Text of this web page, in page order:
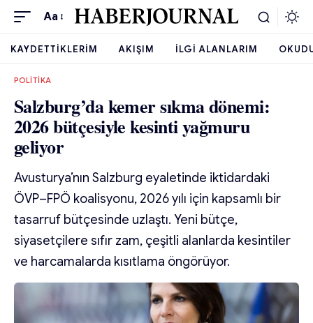
Aa
KAYDETTIKLERIM AKIŞIM İLGI ALANLARIM
POLITIKA
Salzburg’da kemer sıkma dönemi:
2026 bütçesiyle kesinti yağmuru
geliyor
Avusturya’nın Salzburg eyaletinde iktidardaki
ÖVP–FPÖ koalisyonu, 2026 yılı için kapsamlı bir
tasarruf bütçesinde uzlaştı. Yeni bütçe,
siyasetçilere sıfır zam, çeşitli alanlarda kesintiler
ve harcamalarda kısıtlama öngörüyor.